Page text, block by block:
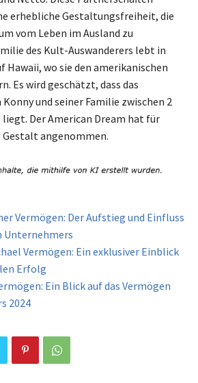
erhebliche Gestaltungsfreiheit, die
vom Leben im Ausland zu
des Kult-Auswanderers lebt in
Hawaii, wo sie den amerikanischen
Es wird geschätzt, dass das
und seiner Familie zwischen 2
Der American Dream hat für
angenommen.
Vermögen: Der Aufstieg und Einfluss
Unternehmers
Vermögen: Ein exklusiver Einblick
Erfolg
Ein Blick auf das Vermögen
2024